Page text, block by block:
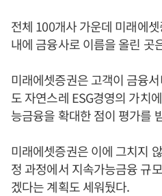
전체 100개사 가운데 미래에
내에 금융사로 이름을 올린 곳
미래에셋증권은 고객이 금융
도 자연스레 ESG경영의 가치
능금융을 확대한 점이 평가를
미래에셋증권은 이에 그치지
정 과정에서 지속가능금융 규
겠다는 계획도 세워뒀다.